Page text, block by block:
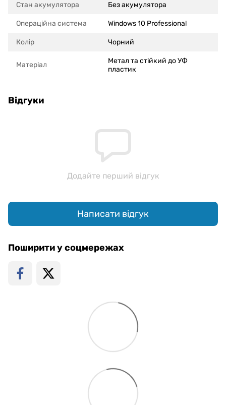
Стан акумулятора Без акумулятора
Операційна система Windows 10 Professional
Колір Чорний
Матеріал
Метал та стійкий до УФ
пластик
Відгуки
Додайте перший відгук
Написати відгук
Поширити у соцмережах